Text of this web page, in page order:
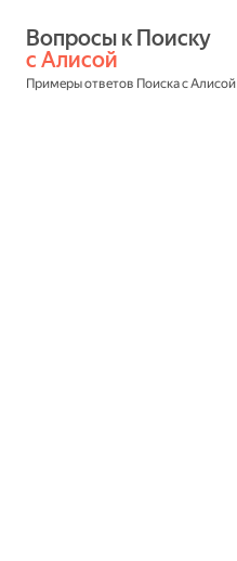
с Алисой
Примеры ответов Поиска с Алисой